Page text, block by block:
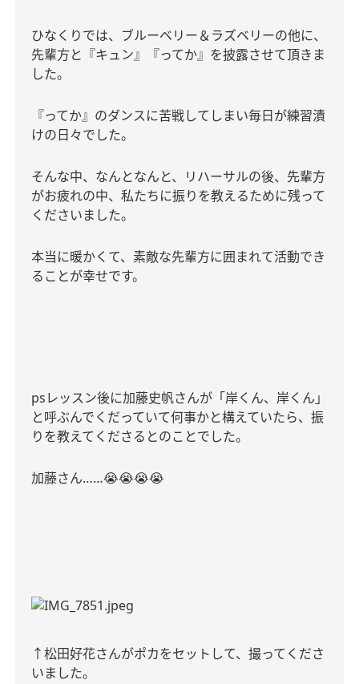
ひなくりでは、ブルーベリー＆ラズベリーの他に、
先輩方と『キュン』『ってか』を披露させて頂きま
した。
『ってか』のダンスに苦戦してしまい毎日が練習漬
けの日々でした。
そんな中、なんとなんと、リハーサルの後、先輩方
がお疲れの中、私たちに振りを教えるために残って
くださいました。
本当に暖かくて、素敵な先輩方に囲まれて活動でき
ることが幸せです。
psレッスン後に加藤史帆さんが「岸くん、岸くん」
と呼ぶんでくだっていて何事かと構えていたら、振
りを教えてくださるとのことでした。
加藤さん……😭😭😭😭
↑松田好花さんがポカをセットして、撮ってくださ
いました。